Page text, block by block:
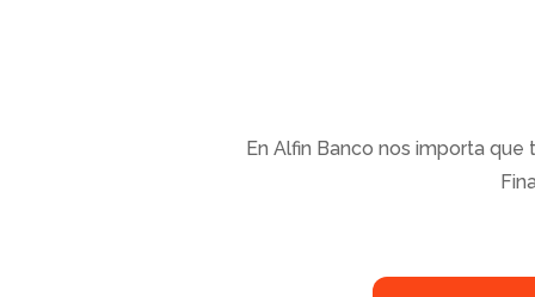
En Alfin Banco nos importa